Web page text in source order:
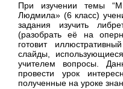
При изучении темы
Людмила» (6 класс)
задания изучить
(разобрать её на
готовит
слайды,
учителем вопросы.
провести урок
полученные на уроке